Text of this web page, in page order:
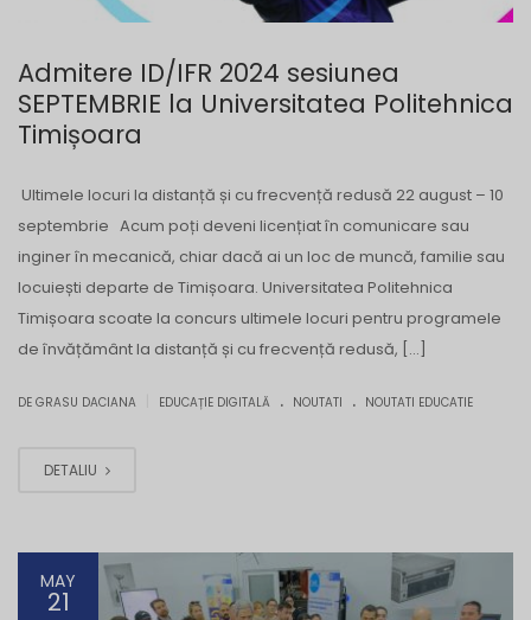
Admitere ID/IFR 2024 sesiunea
SEPTEMBRIE la Universitatea Politehnica
Timișoara
Ultimele locuri la distanță și cu frecvență redusă 22 august – 10
septembrie Acum poți deveni licențiat în comunicare sau
inginer în mecanică, chiar dacă ai un loc de muncă, familie sau
locuiești departe de Timișoara. Universitatea Politehnica
Timișoara scoate la concurs ultimele locuri pentru programele
de învățământ la distanță și cu frecvență redusă, […]
DE GRASU DACIANA EDUCAȚIE DIGITALĂ . NOUTATI . NOUTATI EDUCATIE
DETALIU
MAY
21